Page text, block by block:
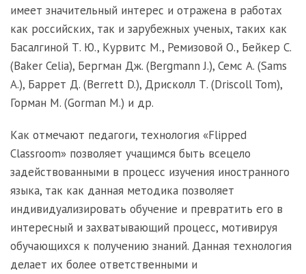
имеет значительный интерес и отражена в работах
как российских, так и зарубежных ученых, таких как
Басалгиной Т. Ю., Курвитс М., Ремизовой О., Бейкер С.
(Baker Celia), Бергман Дж. (Bergmann J.), Семс А. (Sams
A.), Баррет Д. (Berrett D.), Дрисколл Т. (Driscoll Tom),
Горман М. (Gorman M.) и др.
Как отмечают педагоги, технология «Flipped
Classroom» позволяет учащимся быть всецело
задействованными в процесс изучения иностранного
языка, так как данная методика позволяет
индивидуализировать обучение и превратить его в
интересный и захватывающий процесс, мотивируя
обучающихся к получению знаний. Данная технология
делает их более ответственными и